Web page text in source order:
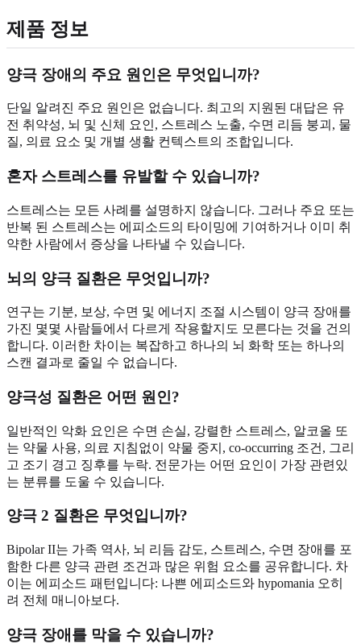
제품 정보
양극 장애의 주요 원인은 무엇입니까?
단일 알려진 주요 원인은 없습니다. 최고의 지원된 대답은 유
전 취약성, 뇌 및 신체 요인, 스트레스 노출, 수면 리듬 붕괴, 물
질, 의료 요소 및 개별 생활 컨텍스트의 조합입니다.
혼자 스트레스를 유발할 수 있습니까?
스트레스는 모든 사례를 설명하지 않습니다. 그러나 주요 또는
반복 된 스트레스는 에피소드의 타이밍에 기여하거나 이미 취
약한 사람에서 증상을 나타낼 수 있습니다.
뇌의 양극 질환은 무엇입니까?
연구는 기분, 보상, 수면 및 에너지 조절 시스템이 양극 장애를
가진 몇몇 사람들에서 다르게 작용할지도 모른다는 것을 건의
합니다. 이러한 차이는 복잡하고 하나의 뇌 화학 또는 하나의
스캔 결과로 줄일 수 없습니다.
양극성 질환은 어떤 원인?
일반적인 악화 요인은 수면 손실, 강렬한 스트레스, 알코올 또
는 약물 사용, 의료 지침없이 약물 중지, co-occurring 조건, 그리
고 조기 경고 징후를 누락. 전문가는 어떤 요인이 가장 관련있
는 분류를 도울 수 있습니다.
양극 2 질환은 무엇입니까?
Bipolar II는 가족 역사, 뇌 리듬 감도, 스트레스, 수면 장애를 포
함한 다른 양극 관련 조건과 많은 위험 요소를 공유합니다. 차
이는 에피소드 패턴입니다: 나쁜 에피소드와 hypomania 오히
려 전체 매니아보다.
양극 장애를 막을 수 있습니까?